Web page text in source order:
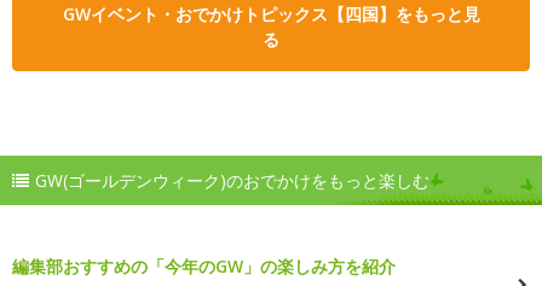
GWイベント・おでかけトピックス【四国】をもっと見
る
GW(ゴールデンウィーク)のおでかけをもっと楽しむ
編集部おすすめの「今年のGW」の楽しみ方を紹介